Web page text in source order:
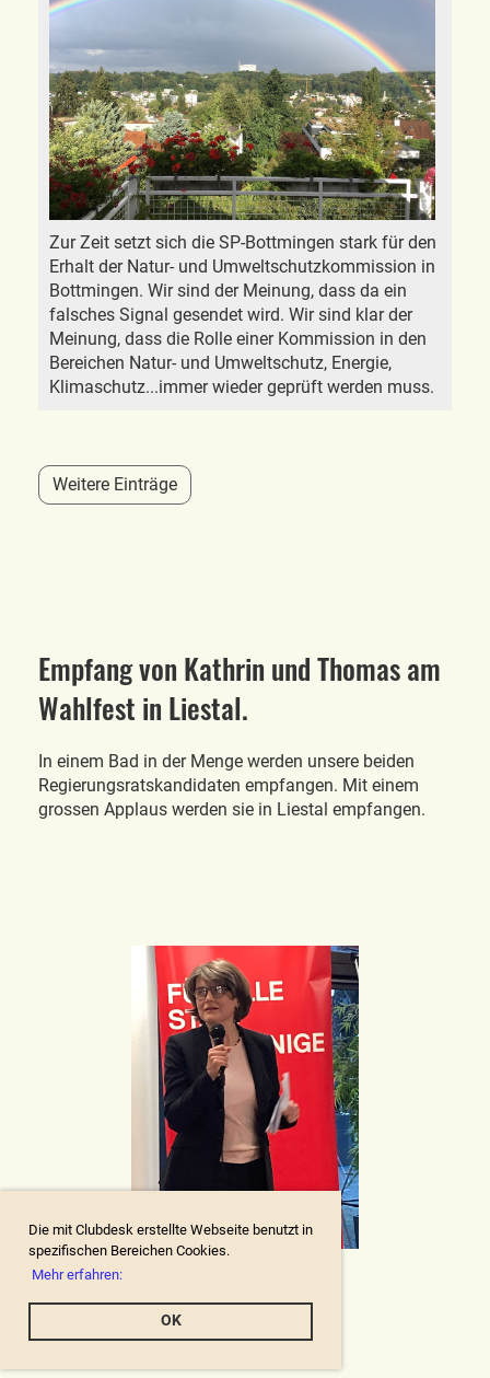
Die mit Clubdesk erstellte Webseite benutzt in
spezifischen Bereichen Cookies.
Mehr erfahren:
OK
Zur Zeit setzt sich die SP-Bottmingen stark für den
Erhalt der Natur- und Umweltschutzkommission in
Bottmingen. Wir sind der Meinung, dass da ein
falsches Signal gesendet wird. Wir sind klar der
Meinung, dass die Rolle einer Kommission in den
Bereichen Natur- und Umweltschutz, Energie,
Klimaschutz...immer wieder geprüft werden muss.
Weitere Einträge
Empfang von Kathrin und Thomas am
Wahlfest in Liestal.
In einem Bad in der Menge werden unsere beiden
Regierungsratskandidaten empfangen. Mit einem
grossen Applaus werden sie in Liestal empfangen.